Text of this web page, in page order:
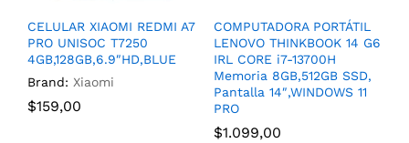
CELULAR XIAOMI REDMI A7
PRO UNISOC T7250
4GB,128GB,6.9″HD,BLUE
Brand: Xiaomi
$159,00
COMPUTADORA PORTÁTIL
LENOVO THINKBOOK 14 G6
IRL CORE i7-13700H
Memoria 8GB,512GB SSD,
Pantalla 14″,WINDOWS 11
PRO
$1.099,00